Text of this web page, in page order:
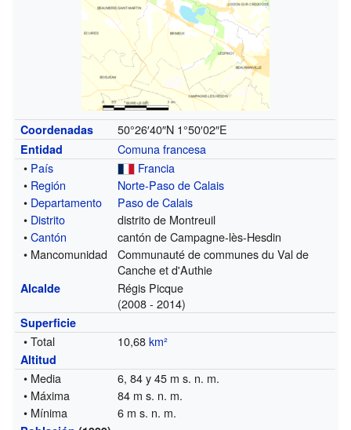
Coordenadas 50°26′40″N 1°50′02″E
Entidad
Comuna francesa
• País
Francia
• Región
Norte-Paso de Calais
• Departamento
Paso de Calais
• Distrito
distrito de Montreuil
•Cantón
cantón de Campagne-lès-Hesdin
• Mancomunidad
Communauté de communes du Val de
Canche et d'Authie
Alcalde
Régis Picque
(2008 - 2014)
Superficie
• Total 10,68km²
Altitud
• Media
6, 84 y 45 m s. n. m.
• Máxima
84 m s. n. m.
• Mínima
6 m s. n. m.